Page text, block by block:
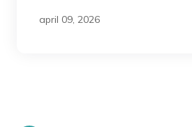
april 09, 2026